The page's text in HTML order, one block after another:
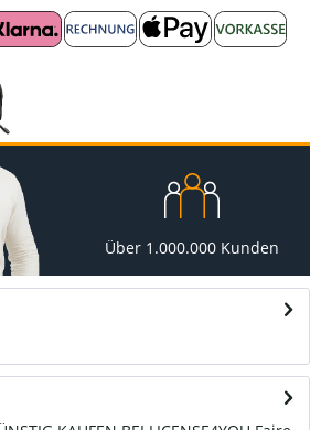
Über 1.000.000 Kunden